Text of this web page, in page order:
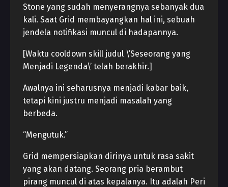
Stone yang sudah menyerangnya sebanyak dua
kali. Saat Grid membayangkan hal ini, sebuah
jendela notifikasi muncul di hadapannya.
[Waktu cooldown skill judul \’Seseorang yang
Menjadi Legenda\’ telah berakhir.]
Awalnya ini seharusnya menjadi kabar baik,
tetapi kini justru menjadi masalah yang
berbeda.
“Mengutuk.”
Grid mempersiapkan dirinya untuk rasa sakit
yang akan datang. Seorang pria berambut
pirang muncul di atas kepalanya. Itu adalah Peri